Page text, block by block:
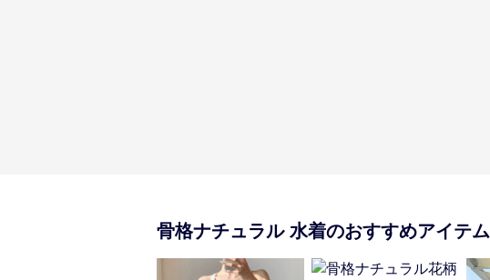
骨格ナチュラル 水着のおすすめアイテム